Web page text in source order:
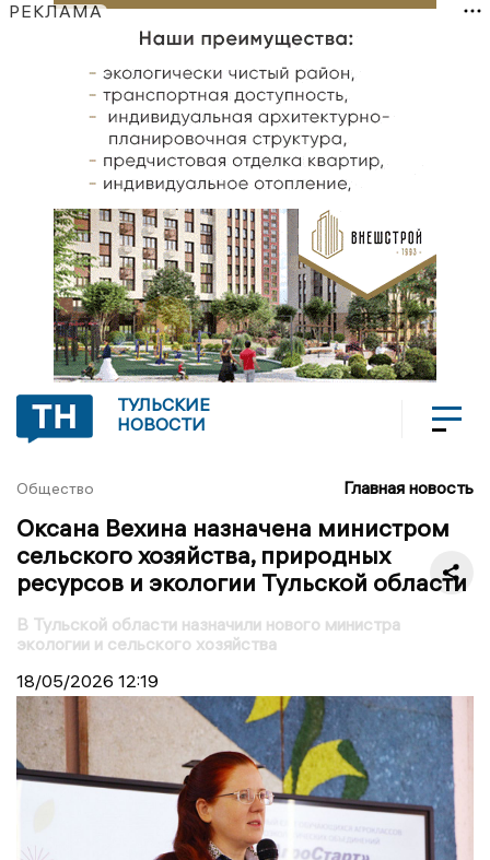
РЕКЛАМА
ТУЛЬСКИЕ
НОВОСТИ
Общество Главная новость
Оксана Вехина назначена министром
сельского хозяйства, природных
ресурсов и экологии Тульской области
В Тульской области назначили нового министра
экологии и сельского хозяйства
18/05/2026 12:19